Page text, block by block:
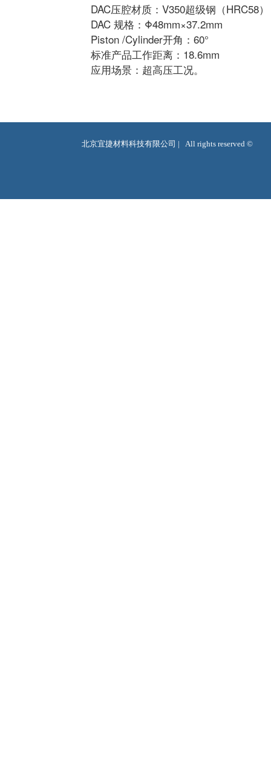
DAC压腔材质：V350超级钢（HRC58）
DAC 规格：Φ48mm×37.2mm
Piston /Cylinder开角：60°
标准产品工作距离：18.6mm
应用场景：超高压工况。
北京宜捷材料科技有限公司 |   All rights reserved ©